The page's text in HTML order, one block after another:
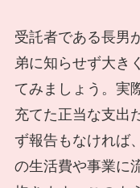
受託者である長男
弟に知らせず大き
てみましょう。実
充てた正当な支出
ず報告もなければ
の生活費や事業に